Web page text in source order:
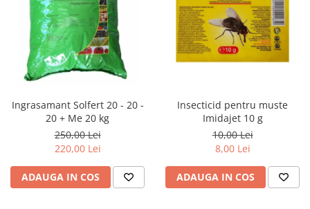
Ingrasamant Solfert 20 - 20 -
20 + Me 20 kg
250,00 Lei
220,00 Lei
ADAUGA IN COS
Insecticid pentru muste
Imidajet 10 g
10,00 Lei
8,00 Lei
ADAUGA IN COS